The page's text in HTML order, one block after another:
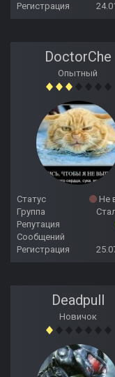
Регистрация
DoctorChe
Опытный
Статус
Не
Группа
Репутация
Сообщений
Регистрация
Deadpull
Новичок